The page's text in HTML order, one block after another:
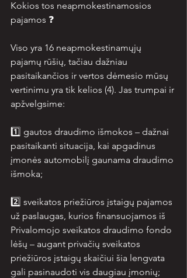
Kokios tos neapmokestinamosios
pajamos ❓
Viso yra 16 neapmokestinamųjų
pajamų rūšių, tačiau dažniau
pasitaikančios ir vertos dėmesio mūsų
vertinimu yra tik kelios (4). Jas trumpai ir
apžvelgsime:
1️⃣ gautos draudimo išmokos – dažnai
pasitaikanti situacija, kai apgadinus
įmonės automobilį gaunama draudimo
išmoka;
2️⃣ sveikatos priežiūros įstaigų pajamos
už paslaugas, kurios finansuojamos iš
Privalomojo sveikatos draudimo fondo
lėšų – augant privačių sveikatos
priežiūros įstaigų skaičiui šia lengvata
gali pasinaudoti vis daugiau įmonių;